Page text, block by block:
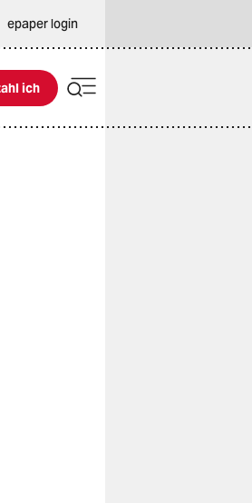
epaper login
ich